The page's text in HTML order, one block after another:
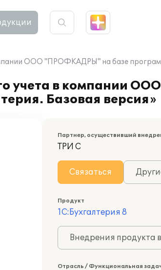
ООО "ПРОФКАДРЫ" на базе
учета в компании
Базовая версия»
Партнер, осуществивший
ТРИ С
Связаться
Продукт
1С:Бухгалтерия 8
Внедрения продукта
Отрасль / Функциональная